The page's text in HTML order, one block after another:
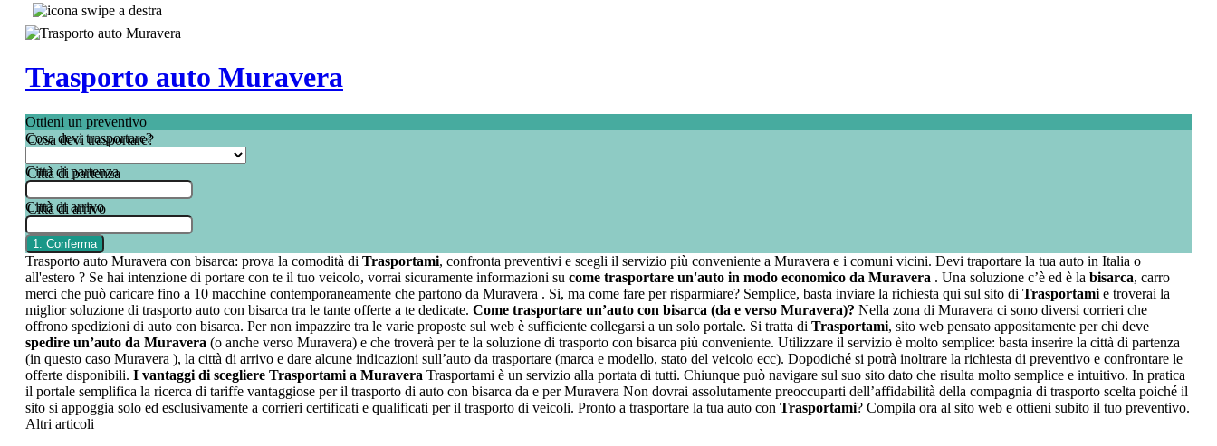
Trasporto auto Muravera
Ottieni un preventivo
Cosa devi trasportare?
Città di partenza
Città di arrivo
Trasporto auto Muravera con bisarca: prova la comodità di Trasportami, confronta preventivi e scegli il servizio più conveniente a Muravera e i comuni vicini. Devi traportare la tua auto in Italia o
all'estero ? Se hai intenzione di portare con te il tuo veicolo, vorrai sicuramente informazioni su come trasportare un'auto in modo economico da Muravera . Una soluzione c’è ed è la bisarca, carro
merci che può caricare fino a 10 macchine contemporaneamente che partono da Muravera . Si, ma come fare per risparmiare? Semplice, basta inviare la richiesta qui sul sito di Trasportami e troverai la
miglior soluzione di trasporto auto con bisarca tra le tante offerte a te dedicate. Come trasportare un’auto con bisarca (da e verso Muravera)? Nella zona di Muravera ci sono diversi corrieri che
offrono spedizioni di auto con bisarca. Per non impazzire tra le varie proposte sul web è sufficiente collegarsi a un solo portale. Si tratta di Trasportami, sito web pensato appositamente per chi deve
spedire un’auto da Muravera (o anche verso Muravera) e che troverà per te la soluzione di trasporto con bisarca più conveniente. Utilizzare il servizio è molto semplice: basta inserire la città di partenza
(in questo caso Muravera ), la città di arrivo e dare alcune indicazioni sull’auto da trasportare (marca e modello, stato del veicolo ecc). Dopodiché si potrà inoltrare la richiesta di preventivo e confrontare le
offerte disponibili. I vantaggi di scegliere Trasportami a Muravera Trasportami è un servizio alla portata di tutti. Chiunque può navigare sul suo sito dato che risulta molto semplice e intuitivo. In pratica
il portale semplifica la ricerca di tariffe vantaggiose per il trasporto di auto con bisarca da e per Muravera Non dovrai assolutamente preoccuparti dell’affidabilità della compagnia di trasporto scelta poiché il
sito si appoggia solo ed esclusivamente a corrieri certificati e qualificati per il trasporto di veicoli. Pronto a trasportare la tua auto con Trasportami? Compila ora al sito web e ottieni subito il tuo preventivo.
Altri articoli